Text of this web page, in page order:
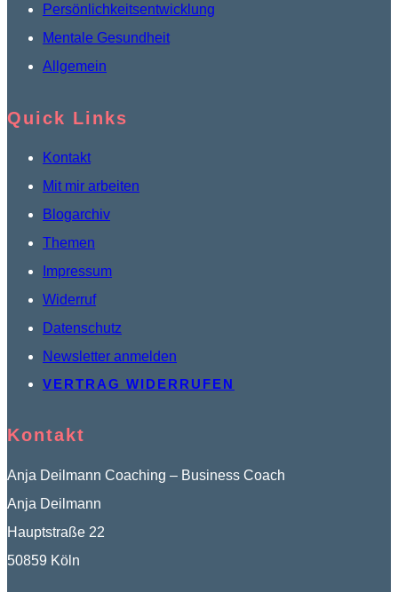
Persönlichkeitsentwicklung
Mentale Gesundheit
Allgemein
Quick Links
Kontakt
Mit mir arbeiten
Blogarchiv
Themen
Impressum
Widerruf
Datenschutz
Newsletter anmelden
VERTRAG WIDERRUFEN
Kontakt
Anja Deilmann Coaching – Business Coach
Anja Deilmann
Hauptstraße 22
50859 Köln